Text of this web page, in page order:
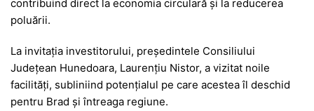
o
k
er
ă
contribuind direct la economia circulară și la reducerea
poluării.
La invitația investitorului, președintele Consiliului
Județean Hunedoara, Laurențiu Nistor, a vizitat noile
facilități, subliniind potențialul pe care acestea îl deschid
pentru Brad și întreaga regiune.